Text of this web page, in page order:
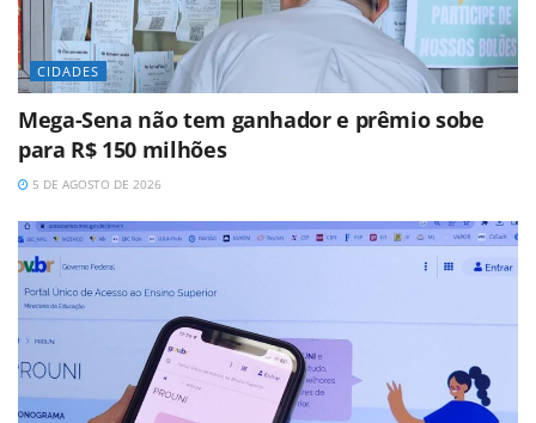
CIDADES
Mega-Sena não tem ganhador e prêmio sobe
para R$ 150 milhões
5 DE AGOSTO DE 2026